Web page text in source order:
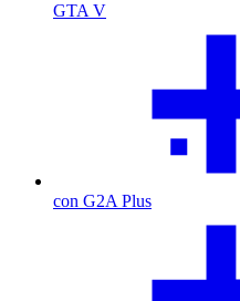
GTA V
con G2A Plus